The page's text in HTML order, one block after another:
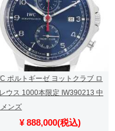
ポルトギーゼ ヨットクラブ ロ
ウス 1000本限定 IW390213 中
ンズ
¥ 888,000(税込)